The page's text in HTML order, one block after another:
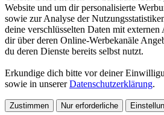
Website und um dir personalisierte
sowie zur Analyse der
deine verschlüsselten Daten mit
dir über deren Online-Werbekanäle
du deren Dienste bereits selbst nutzt.
Erkundige dich bitte vor deiner
sowie in unsererDatenschutzerklärung.
Zustimmen Nur erforderliche